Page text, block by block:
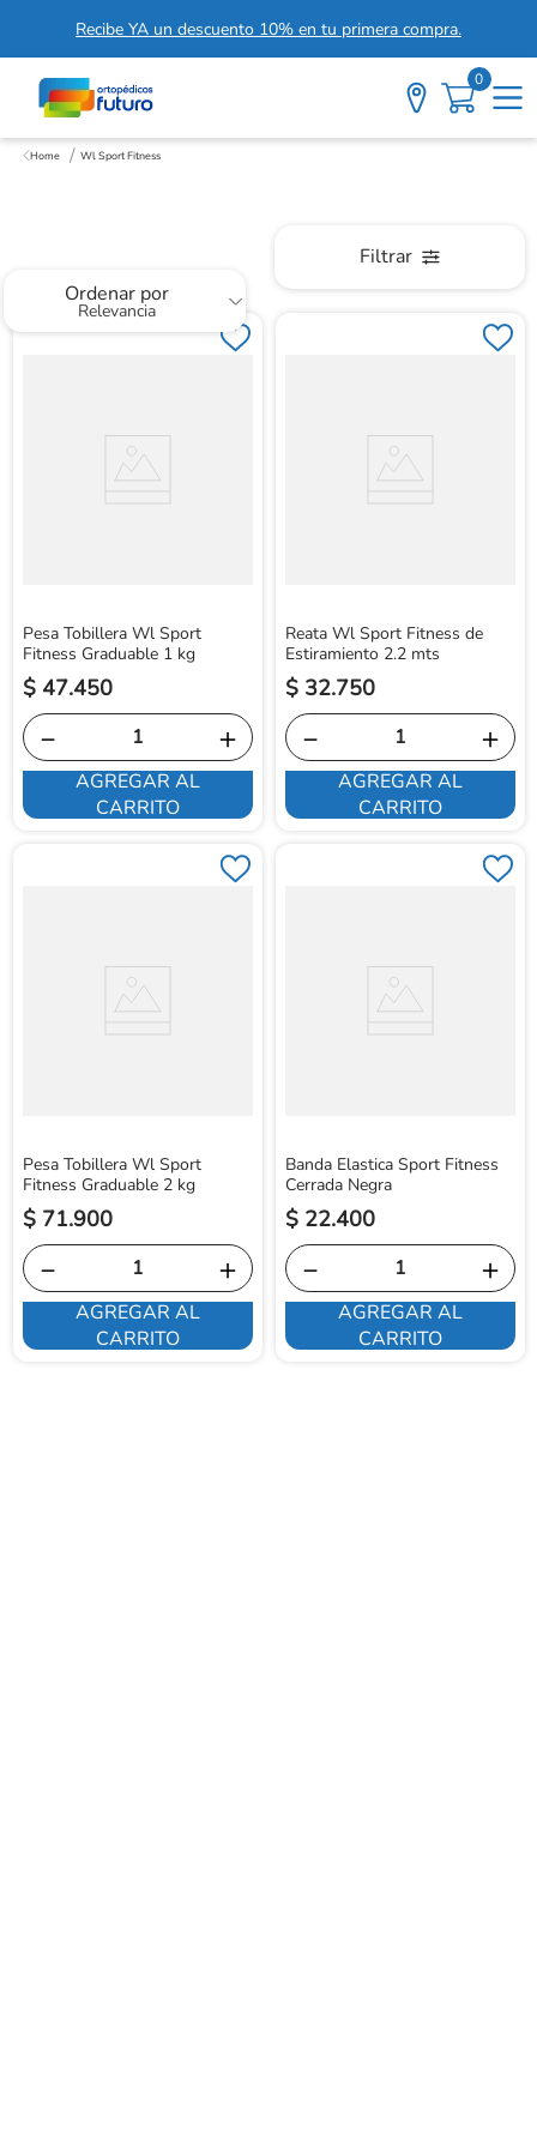
Recibe YA un descuento 10% en tu primera compra.
0
Wl Sport Fitness
Wl Sport Fitness
Ordenar por
Relevancia
Filtrar
Pesa Tobillera Wl Sport
Fitness Graduable 1 kg
$ 47.450
＋
－
AGREGAR AL
CARRITO
Reata Wl Sport Fitness de
Estiramiento 2.2 mts
$ 32.750
＋
－
AGREGAR AL
CARRITO
Pesa Tobillera Wl Sport
Fitness Graduable 2 kg
$ 71.900
＋
－
AGREGAR AL
CARRITO
Banda Elastica Sport Fitness
Cerrada Negra
$ 22.400
＋
－
AGREGAR AL
CARRITO